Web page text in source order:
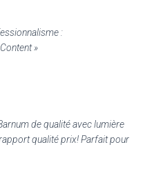
:
»
de qualité avec lumière
qualité prix! Parfait pour